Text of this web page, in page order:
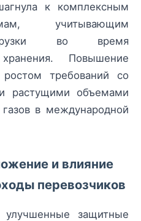
к комплексным
учитывающим
во время
Повышение
ростом требований со
растущими объемами
в международной
и влияние
перевозчиков
защитные